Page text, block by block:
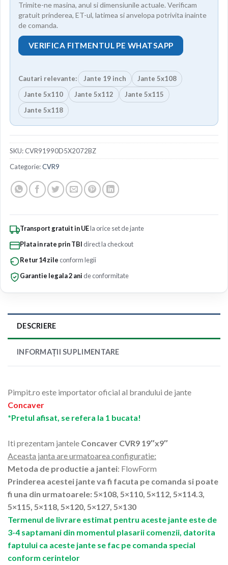
Trimite-ne masina, anul si dimensiunile actuale. Verificam
gratuit prinderea, ET-ul, latimea si anvelopa potrivita inainte
de comanda.
VERIFICA FITMENTUL PE WHATSAPP
Cautari relevante: Jante 19 inch
Jante 5x108
Jante 5x110
Jante 5x112
Jante 5x115
Jante 5x118
SKU:CVR91990D5X2072BZ
Categorie:CVR9
Transport gratuit in UEla orice set de jante
Plata in rate prin TBI direct la checkout
Retur 14 zile conform legii
Garantie legala 2 ani de conformitate
DESCRIERE
INFORMAȚII SUPLIMENTARE
Pimpit.ro este importator oficial al brandului de jante
Concaver
*Pretul afisat, se refera la 1 bucata!
Iti prezentam jantele Concaver CVR9 19″x9″
Aceasta janta are urmatoarea configuratie:
Metoda de productie a jantei: FlowForm
Prinderea acestei jante va fi facuta pe comanda si poate
fi una din urmatoarele: 5×108, 5×110, 5×112, 5×114.3,
5×115, 5×118, 5×120, 5×127, 5×130
Termenul de livrare estimat pentru aceste jante este de
3-4 saptamani din momentul plasarii comenzii, datorita
faptului ca aceste jante se fac pe comanda special
conform cerintelor